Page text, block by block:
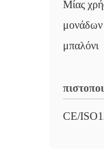
Μίας
μονάδων
μπαλόνι
CE/